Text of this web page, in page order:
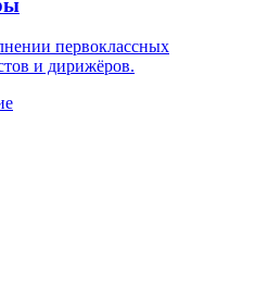
первоклассных
и дирижёров.